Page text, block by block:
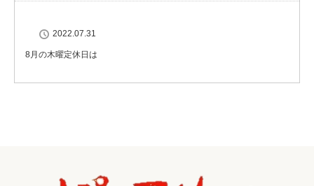
2022.07.31
8月の木曜定休日は